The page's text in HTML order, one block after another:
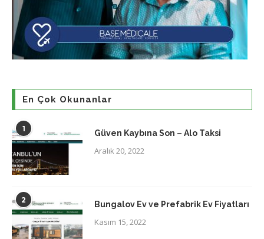
En Çok Okunanlar
1 Güven Kaybına Son – Alo Taksi
Aralık 20, 2022
2 Bungalov Ev ve Prefabrik Ev Fiyatları
Kasım 15, 2022